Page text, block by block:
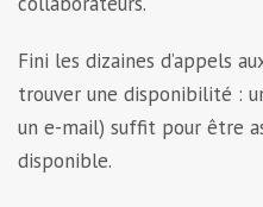
Fini les dizaines d’appels
trouver une disponibilité :
un e-mail) suffit pour être
disponible.